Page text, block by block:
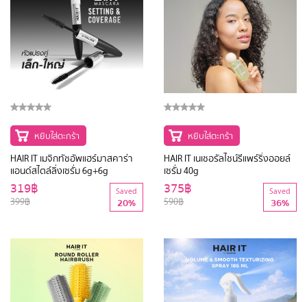
หยิบใส่ตะกร้า
HAIR IT เมจิกทัชอัพแฮร์มาสคาร่า
แอนด์สไตล์ลิ่งเซรั่ม 6g+6g
399฿
319฿ Saved
20%
หยิบใส่ตะกร้า
HAIR IT เนเชอรัลไชน์รีแพร์ริ่งออยล์
เซรั่ม 40g
590฿
375฿ Saved
36%